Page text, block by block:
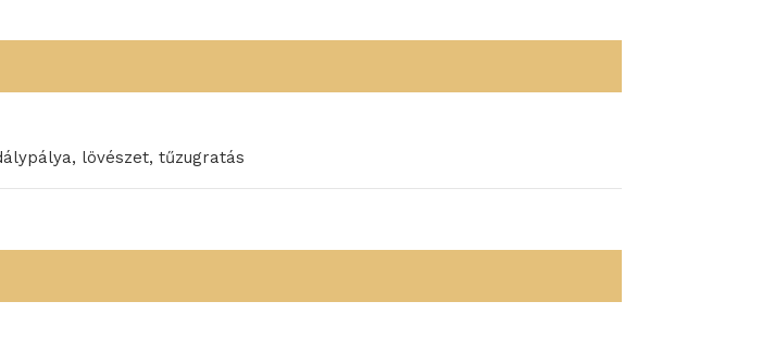
lövészet, tűzugratás